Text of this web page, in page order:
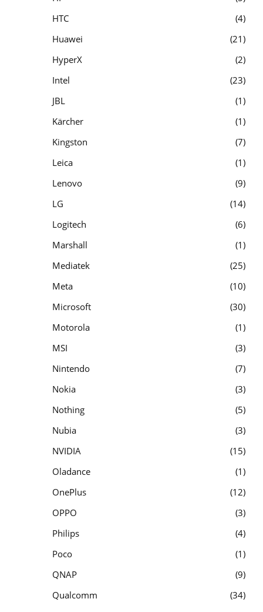
HTC
4
Huawei
21
HyperX
2
Intel
23
JBL
1
Kärcher
1
Kingston
7
Leica
1
Lenovo
9
LG
14
Logitech
6
Marshall
1
Mediatek
25
Meta
10
Microsoft
30
Motorola
1
MSI
3
Nintendo
7
Nokia
3
Nothing
5
Nubia
3
NVIDIA
15
Oladance
1
OnePlus
12
OPPO
3
Philips
4
Poco
1
QNAP
9
Qualcomm
34